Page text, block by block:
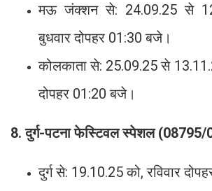
मऊ जंक्शन से: 24.09.25 से
बुधवार दोपहर 01:30 बजे।
कोलकाता से: 25.09.25 से
दोपहर 01:20 बजे।
8. दुर्ग-पटना फेस्टिवल स्पेशल
दुर्ग से: 19.10.25 को, रविवार